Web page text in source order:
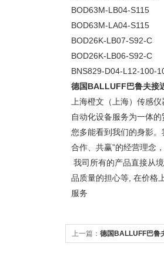
BOD63M-LB04-S115
BOD63M-LA04-S115
BOD26K-LB07-S92-C
BOD26K-LB06-S92-C
BNS829-D04-L12-100-
德国BALLUFF巴鲁夫接
上海橙文（上海）传感
自动化设备服务为一体
您多能看到我们的身影
合作、共赢”的经营理念
我司所有的产品直接从
品质量的担心等, 在价格
服务
上一篇： 德国BALLUFF巴鲁